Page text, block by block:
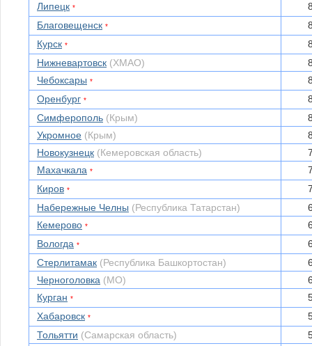
Липецк *
Благовещенск *
Курск *
Нижневартовск (ХМАО)
Чебоксары *
Оренбург *
Симферополь (Крым)
Укромное (Крым)
Новокузнецк (Кемеровская область)
Махачкала *
Киров *
Набережные Челны (Республика Татарстан)
Кемерово *
Вологда *
Стерлитамак (Республика Башкортостан)
Черноголовка (МО)
Курган *
Хабаровск *
Тольятти (Самарская область)